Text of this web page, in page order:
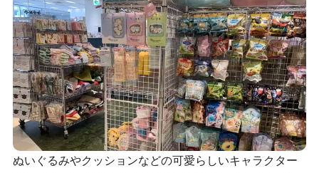
ぬいぐるみやクッションなどの可愛らしいキャラクター